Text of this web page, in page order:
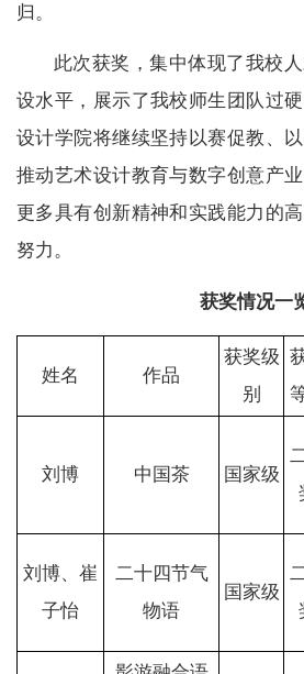
归。
此次获奖，集中体现了我校
设水平，展示了我校师生团队过
设计学院将继续坚持以赛促教、
推动艺术设计教育与数字创意产
更多具有创新精神和实践能力的
努力。
获奖情况一
姓名 作品
获奖级
别
刘博 中国茶 国家级
刘博、崔
子怡
二十四节气
物语
国家级